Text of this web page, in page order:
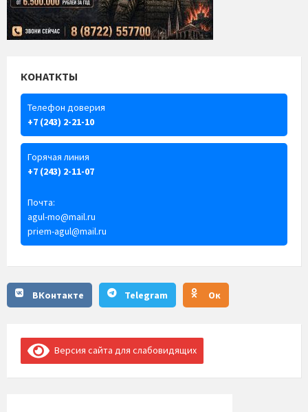
КОНАТКТЫ
Телефон доверия
+7 (243) 2-21-10
Горячая линия
+7 (243) 2-11-07
Почта:
agul-mo@mail.ru
priem-agul@mail.ru
ВКонтакте Telegram Ок
Версия сайта для слабовидящих